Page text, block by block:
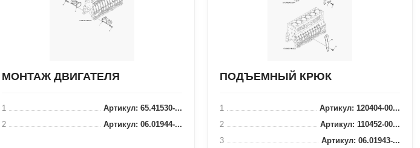
МОНТАЖ ДВИГАТЕЛЯ
1
Артикул: 65.41530-...
2
Артикул: 06.01944-...
ПОДЪЕМНЫЙ КРЮК
1
Артикул: 120404-00...
2
Артикул: 110452-00...
3
Артикул: 06.01943-...